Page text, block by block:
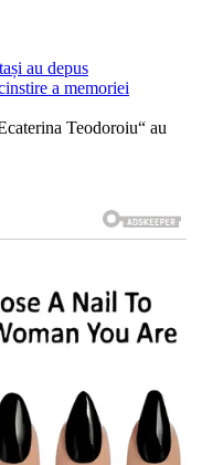
au depus
a memoriei
Teodoroiu“ au